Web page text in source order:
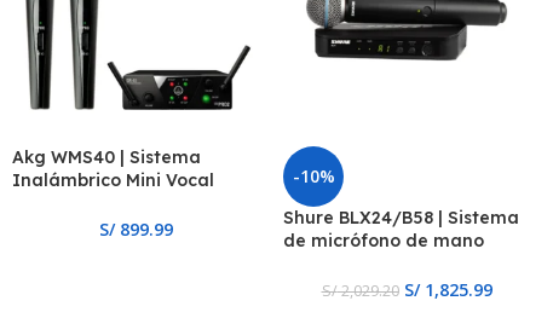
Akg WMS40 | Sistema
Inalámbrico Mini Vocal
S/899.99
-10%
Shure BLX24/B58 | Sistema
de micrófono de mano
S/2,029.20 S/1,825.99